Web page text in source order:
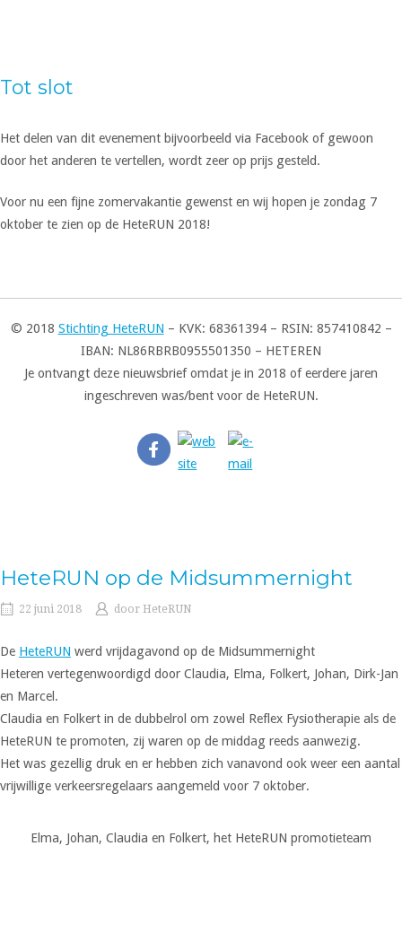
Tot slot
Het delen van dit evenement bijvoorbeeld via Facebook of gewoon
door het anderen te vertellen, wordt zeer op prijs gesteld.
Voor nu een fijne zomervakantie gewenst en wij hopen je zondag 7
oktober te zien op de HeteRUN 2018!
© 2018 Stichting HeteRUN – KVK: 68361394 – RSIN: 857410842 –
IBAN: NL86RBRB0955501350 – HETEREN
Je ontvangt deze nieuwsbrief omdat je in 2018 of eerdere jaren
ingeschreven was/bent voor de HeteRUN.
HeteRUN op de Midsummernight
22 juni 2018 door HeteRUN
De HeteRUN werd vrijdagavond op de Midsummernight
Heteren vertegenwoordigd door Claudia, Elma, Folkert, Johan, Dirk-Jan
en Marcel.
Claudia en Folkert in de dubbelrol om zowel Reflex Fysiotherapie als de
HeteRUN te promoten, zij waren op de middag reeds aanwezig.
Het was gezellig druk en er hebben zich vanavond ook weer een aantal
vrijwillige verkeersregelaars aangemeld voor 7 oktober.
Elma, Johan, Claudia en Folkert, het HeteRUN promotieteam